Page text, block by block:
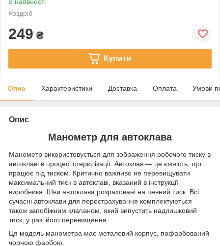
Роздріб
249 ₴
Купити
Опис Характеристики Доставка Оплата Умови
Опис
Манометр для автоклава
Манометр використовується для зображення робочого тиску в
автоклаві в процесі стерилізації. Автоклав — це ємність, що
працює під тиском. Критично важливо не перевищувати
максимальний тиск в автоклаві, вказаний в інструкції
виробника. Шви автоклава розраховані на певний тиск. Всі
сучасні автоклави для перестрахування комплектуються
також запобіжним клапаном, який випустить надлишковий
тиск, у разі його перевищення.
Ця модель манометра має металевий корпус, пофарбований
чорною фарбою.